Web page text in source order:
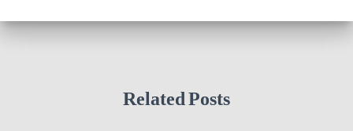
Related Posts